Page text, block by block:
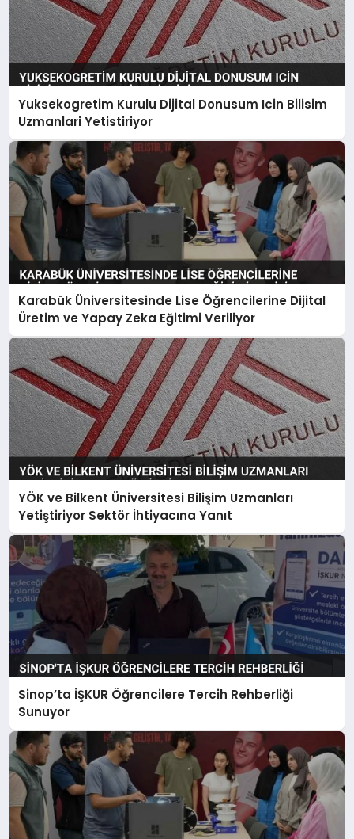
Yuksekogretim Kurulu Dijital Donusum Icin Bilisim
Uzmanlari Yetistiriyor
Karabük Üniversitesinde Lise Öğrencilerine Dijital
Üretim ve Yapay Zeka Eğitimi Veriliyor
YÖK ve Bilkent Üniversitesi Bilişim Uzmanları
Yetiştiriyor Sektör İhtiyacına Yanıt
Sinop’ta İŞKUR Öğrencilere Tercih Rehberliği
Sunuyor